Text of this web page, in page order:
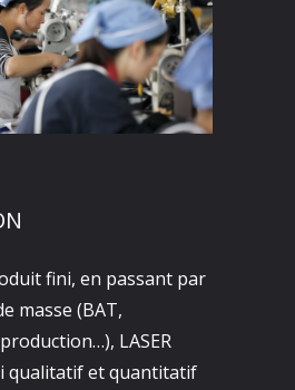
fini, en passant par
masse (BAT,
LASER
qualitatif et quantitatif